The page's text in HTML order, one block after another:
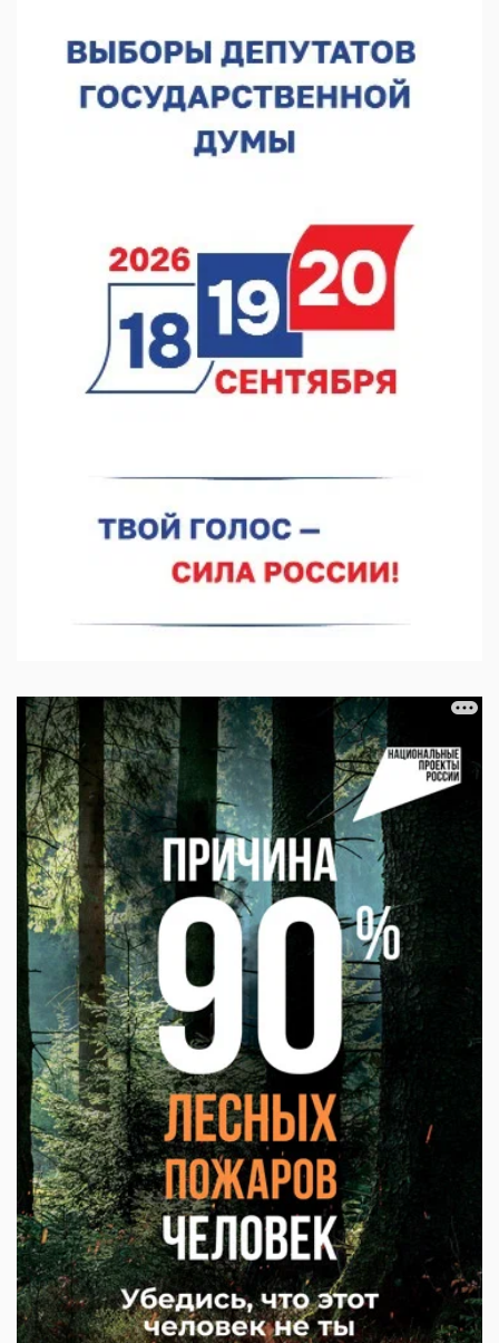
В Нижнем Новгороде отметили 70-летие Дня строителя
07.08.2026 12:04
В Нижегородской области созданы четыре ММЦ
07.08.2026 11:46